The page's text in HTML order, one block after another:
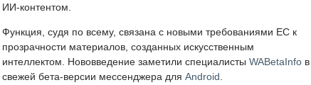
ИИ-контентом.
Функция, судя по всему, связана с новыми требованиями ЕС к
прозрачности материалов, созданных искусственным
интеллектом. Нововведение заметили специалисты WABetaInfo в
свежей бета-версии мессенджера для Android